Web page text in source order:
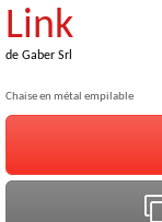
Link
de Gaber Srl
Chaise en métal empilable